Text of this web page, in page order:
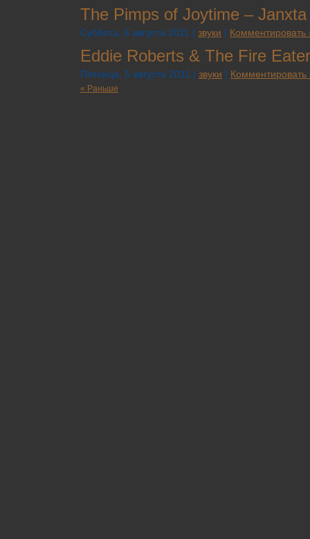
The Pimps of Joytime –
Суббота, 6 августа 2011 | звуки | Комментировать
Eddie Roberts & The Fire
Пятница, 5 августа 2011 | звуки | Комментировать
« Раньше